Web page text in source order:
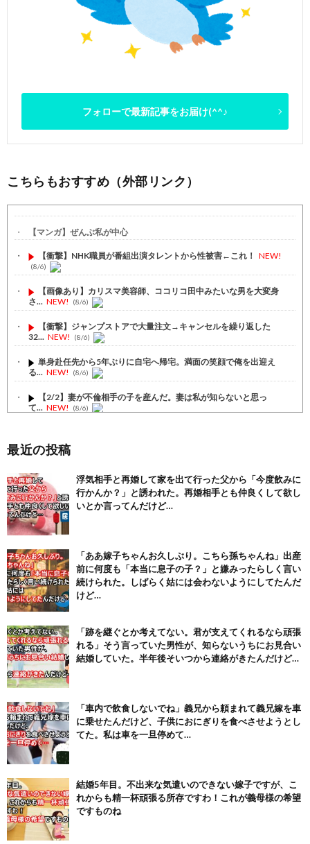
フォローで最新記事をお届け(^^♪
こちらもおすすめ（外部リンク）
【マンガ】ぜんぶ私が中心
【衝撃】NHK職員が番組出演タレントから性被害←これ！ NEW!
(8/6)
【画像あり】カリスマ美容師、ココリコ田中みたいな男を大変身
さ... NEW! (8/6)
【衝撃】ジャンプストアで大量注文→キャンセルを繰り返した
32... NEW! (8/6)
単身赴任先から5年ぶりに自宅へ帰宅。満面の笑顔で俺を出迎え
る... NEW! (8/6)
【2/2】妻が不倫相手の子を産んだ。妻は私が知らないと思っ
て... NEW! (8/6)
て...
NEW!
舌を絡ませて、唾液交換して── ちゅっちゅしながらの濃厚エッ...
(7/30)
【パリピ孔明】アニオリ場面も高評価「パリピ」続編への期待が高...
【画像】テイルズで一番マ〇コ舐めまわしたい女の子ｗｗｗｗｗ
(6/22)
Powered by livedoor 相互RSS
最近の投稿
浮気相手と再婚して家を出て行った父から「今度飲みに
行かんか？」と誘われた。再婚相手とも仲良くして欲し
いとか言ってんだけど…
「ああ嫁子ちゃんお久しぶり。こちら孫ちゃんね」出産
前に何度も「本当に息子の子？」と嫌みったらしく言い
続けられた。しばらく姑には会わないようにしてたんだ
けど…
「跡を継ぐとか考えてない。君が支えてくれるなら頑張
れる」そう言っていた男性が、知らないうちにお見合い
結婚していた。半年後そいつから連絡がきたんだけど…
「車内で飲食しないでね」義兄から頼まれて義兄嫁を車
に乗せたんだけど、子供におにぎりを食べさせようとし
てた。私は車を一旦停めて…
結婚5年目。不出来な気遣いのできない嫁子ですが、こ
れからも精一杯頑張る所存ですわ！これが義母様の希望
ですものね